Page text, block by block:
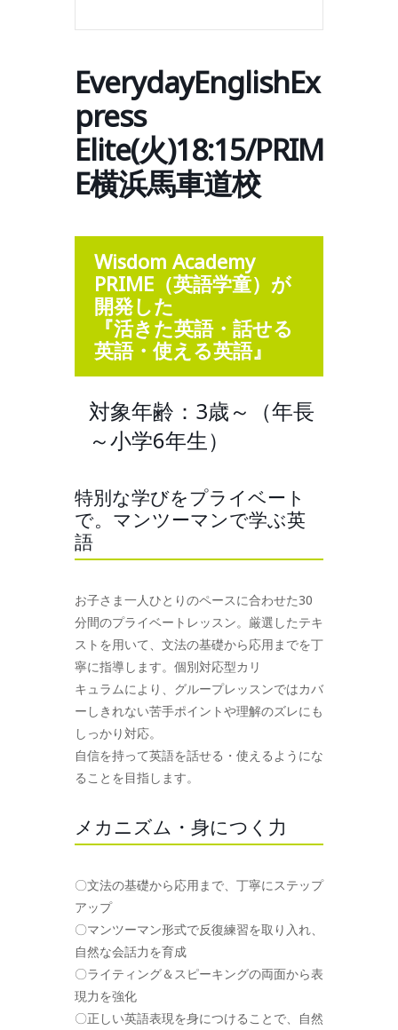
EverydayEnglishEx
press
Elite(火)18:15/PRIM
E横浜馬車道校
Wisdom Academy
PRIME（英語学童）が
開発した
『活きた英語・話せる
英語・使える英語』
対象年齢：3歳～（年長
～小学6年生）
特別な学びをプライベート
で。マンツーマンで学ぶ英
語
お子さま一人ひとりのペースに合わせた30
分間のプライベートレッスン。厳選したテキ
ストを用いて、文法の基礎から応用までを丁
寧に指導します。個別対応型カリ
キュラムにより、グループレッスンではカバ
ーしきれない苦手ポイントや理解のズレにも
しっかり対応。
自信を持って英語を話せる・使えるようにな
ることを目指します。
メカニズム・身につく力
〇文法の基礎から応用まで、丁寧にステップ
アップ
〇マンツーマン形式で反復練習を取り入れ、
自然な会話力を育成
〇ライティング＆スピーキングの両面から表
現力を強化
〇正しい英語表現を身につけることで、自然